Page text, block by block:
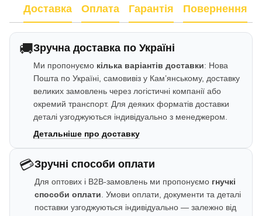
Доставка Оплата Гарантія Повернення
🚚Зручна доставка по Україні
Ми пропонуємо кілька варіантів доставки: Нова
Пошта по Україні, самовивіз у Кам’янському, доставку
великих замовлень через логістичні компанії або
окремий транспорт. Для деяких форматів доставки
деталі узгоджуються індивідуально з менеджером.
Детальніше про доставку
💳Зручні способи оплати
Для оптових і B2B-замовлень ми пропонуємо гнучкі
способи оплати . Умови оплати, документи та деталі
поставки узгоджуються індивідуально — залежно від